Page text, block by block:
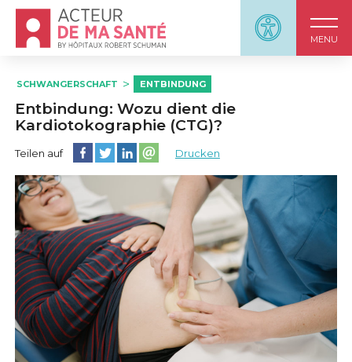
Panneau
MENU
Accueil - Acteur de ma santé, by HôpitauxRobert
SCHWANGERSCHAFT ENTBINDUNG
Entbindung: Wozu dient die
Kardiotokographie (CTG)?
Teilen auf Diese Seite auf Facebook teilen
Diese Seite auf Twitter teilen
Diese Seite auf LinkedIn teilen
Partager cette page sur email
Drucken